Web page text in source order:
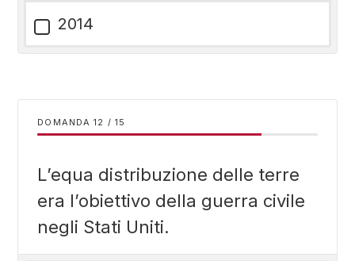
2014
DOMANDA / 15
L’equa distribuzione delle terre
era l’obiettivo della guerra civile
negli Stati Uniti.